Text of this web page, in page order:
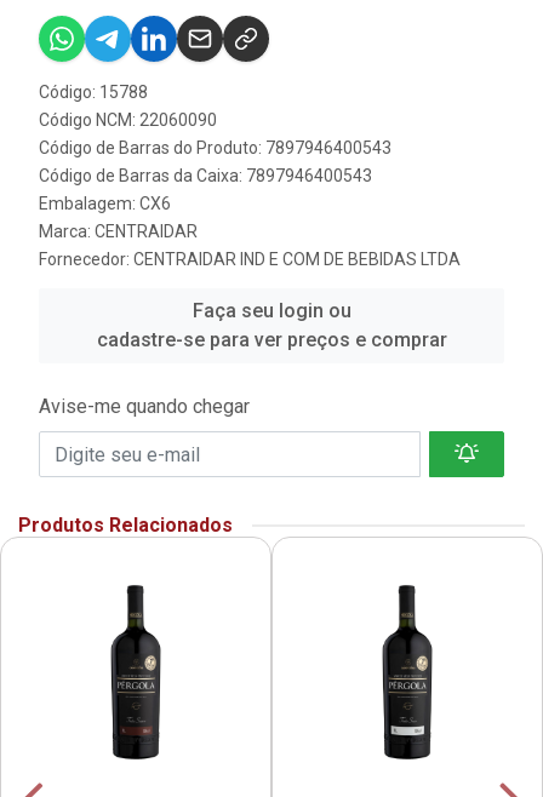
Código: 15788
Código NCM: 22060090
Código de Barras do Produto: 7897946400543
Código de Barras da Caixa: 7897946400543
Embalagem: CX6
Marca: CENTRAIDAR
Fornecedor: CENTRAIDAR IND E COM DE BEBIDAS LTDA
Faça seu login ou
cadastre-se para ver preços e comprar
Avise-me quando chegar
Produtos Relacionados